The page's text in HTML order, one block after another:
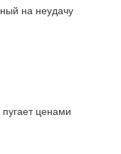
на неудачу
ценами